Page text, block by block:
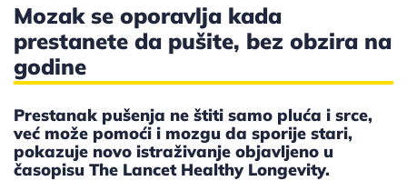
Mozak se oporavlja kada
prestanete da pušite, bez obzira na
godine
Prestanak pušenja ne štiti samo pluća i srce,
već može pomoći i mozgu da sporije stari,
pokazuje novo istraživanje objavljeno u
časopisu The Lancet Healthy Longevity.